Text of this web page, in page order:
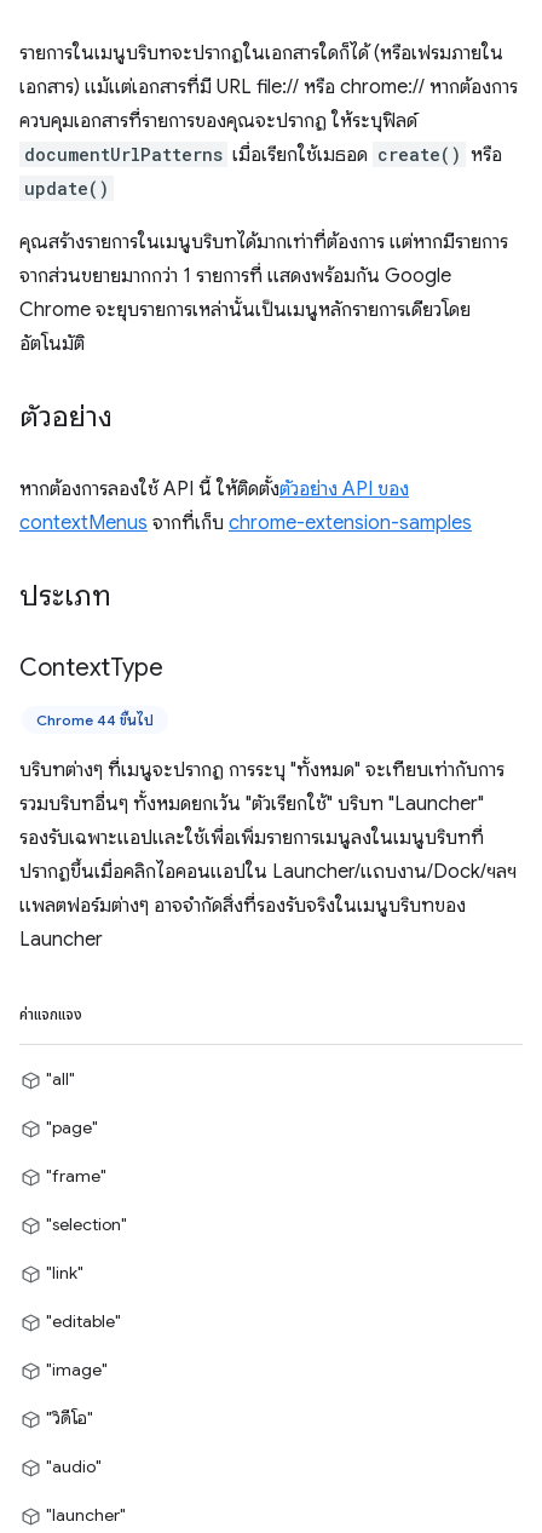
รายการในเมนูบริบทจะปรากฏในเอกสารใดก็ได้ (หรือเฟรมภายใน
เอกสาร) แม้แต่เอกสารที่มี URL file:// หรือ chrome:// หากต้องการ
ควบคุมเอกสารที่รายการของคุณจะปรากฏ ให้ระบุฟิลด์
documentUrlPatterns เมื่อเรียกใช้เมธอด create() หรือ
update()
คุณสร้างรายการในเมนูบริบทได้มากเท่าที่ต้องการ แต่หากมีรายการ
จากส่วนขยายมากกว่า 1 รายการที่ แสดงพร้อมกัน Google
Chrome จะยุบรายการเหล่านั้นเป็นเมนูหลักรายการเดียวโดย
อัตโนมัติ
ตัวอย่าง
หากต้องการลองใช้ API นี้ ให้ติดตั้งตัวอย่าง API ของ
contextMenus จากที่เก็บ chrome-extension-samples
ประเภท
ContextType
Chrome 44 ขึ้นไป
บริบทต่างๆ ที่เมนูจะปรากฏ การระบุ "ทั้งหมด" จะเทียบเท่ากับการ
รวมบริบทอื่นๆ ทั้งหมดยกเว้น "ตัวเรียกใช้" บริบท "Launcher"
รองรับเฉพาะแอปและใช้เพื่อเพิ่มรายการเมนูลงในเมนูบริบทที่
ปรากฏขึ้นเมื่อคลิกไอคอนแอปใน Launcher/แถบงาน/Dock/ฯลฯ
แพลตฟอร์มต่างๆ อาจจำกัดสิ่งที่รองรับจริงในเมนูบริบทของ
Launcher
ค่าแจกแจง
"all"
"page"
"frame"
"selection"
"link"
"editable"
"image"
"วิดีโอ"
"audio"
"launcher"